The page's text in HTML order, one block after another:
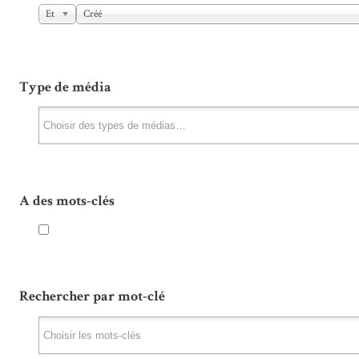
Et Créé
Type de média
A des mots-clés
Rechercher par mot-clé